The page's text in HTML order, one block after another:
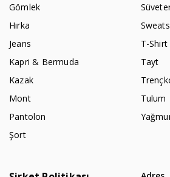
Gömlek
Hırka
Jeans
Kapri & Bermuda
Kazak
Mont
Pantolon
Şort
T-Shirt
Tayt
Tulum